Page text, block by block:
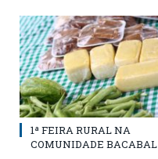
1ª FEIRA RURAL NA
COMUNIDADE BACABAL